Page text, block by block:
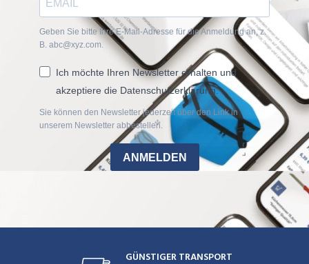
Geben Sie bitte Ihre E-Mail-Adresse für die Anmeldung an, z.
B. abc@xyz.com.
Ich möchte Ihren Newsletter erhalten und
akzeptiere die Datenschutzerklärung.
Sie können den Newsletter jederzeit über den Link in
unserem Newsletter abbestellen.
ANMELDEN
GÜNSTIGER TRANSPORT